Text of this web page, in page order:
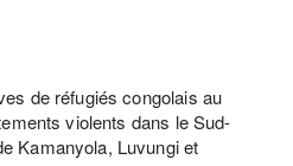
de réfugiés congolais au
violents dans le Sud-
Kamanyola, Luvungi et